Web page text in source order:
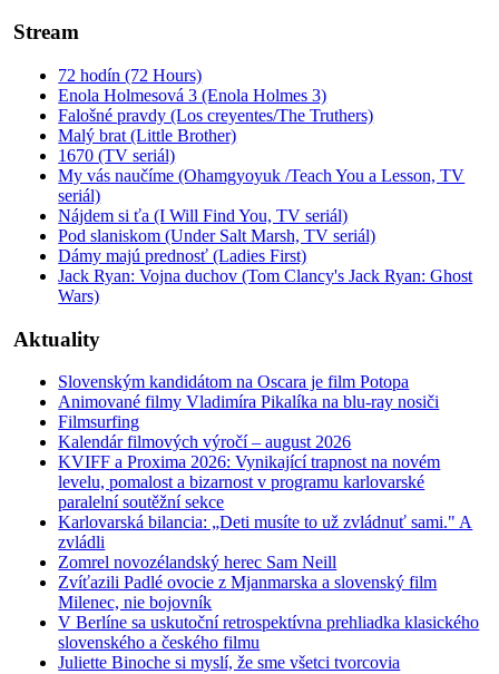
Stream
72 hodín (72 Hours)
Enola Holmesová 3 (Enola Holmes 3)
Falošné pravdy (Los creyentes/The Truthers)
Malý brat (Little Brother)
1670 (TV seriál)
My vás naučíme (Ohamgyoyuk /Teach You a Lesson, TV
seriál)
Nájdem si ťa (I Will Find You, TV seriál)
Pod slaniskom (Under Salt Marsh, TV seriál)
Dámy majú prednosť (Ladies First)
Jack Ryan: Vojna duchov (Tom Clancy's Jack Ryan: Ghost
Wars)
Aktuality
Slovenským kandidátom na Oscara je film Potopa
Animované filmy Vladimíra Pikalíka na blu-ray nosiči
Filmsurfing
Kalendár filmových výročí – august 2026
KVIFF a Proxima 2026: Vynikající trapnost na novém
levelu, pomalost a bizarnost v programu karlovarské
paralelní soutěžní sekce
Karlovarská bilancia: „Deti musíte to už zvládnuť sami." A
zvládli
Zomrel novozélandský herec Sam Neill
Zvíťazili Padlé ovocie z Mjanmarska a slovenský film
Milenec, nie bojovník
V Berlíne sa uskutoční retrospektívna prehliadka klasického
slovenského a českého filmu
Juliette Binoche si myslí, že sme všetci tvorcovia